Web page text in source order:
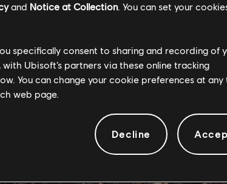
and Notice at Collection. You can set your
specifically consent to sharing and recording of
Ubisoft’s partners via these online tracking
You can change your cookie preferences at any
web page.
Decline